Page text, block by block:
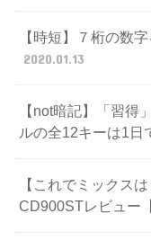
【時短】７桁の数
2020.01.13
【not暗記】「習得
ルの全12キーは1日
【これでミックス
CD900STレビュー